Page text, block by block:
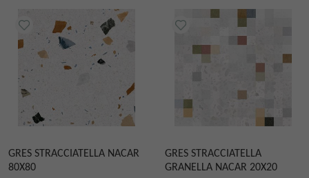
GRES STRACCIATELLA NACAR
80X80
GRES STRACCIATELLA
GRANELLA NACAR 20X20